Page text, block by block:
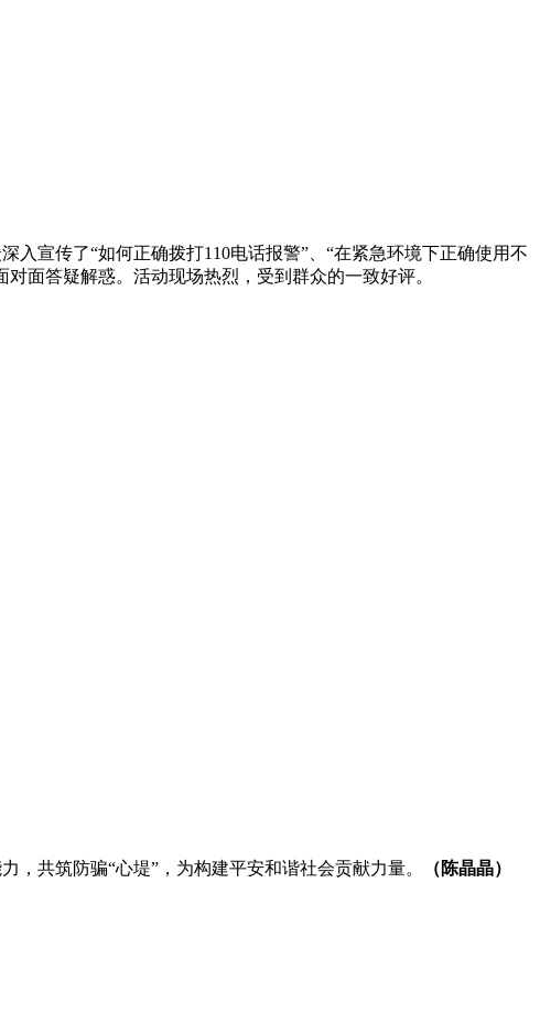
宣传了“如何正确拨打110电话报警”、“在紧急环境下正确使用不
面答疑解惑。活动现场热烈，受到群众的一致好评。
共筑防骗“心堤”，为构建平安和谐社会贡献力量。 （陈晶晶）